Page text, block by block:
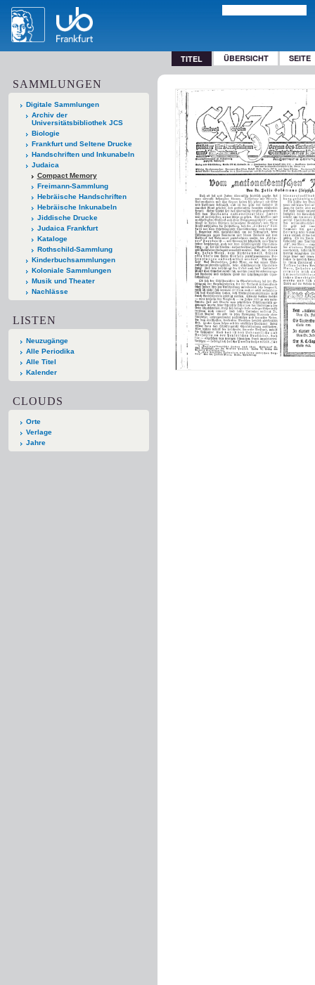
TITEL ÜBERSICHT SEITE
SAMMLUNGEN
Digitale Sammlungen
Archiv der
Universitätsbibliothek JCS
Biologie
Frankfurt und Seltene Drucke
Handschriften und Inkunabeln
Judaica
Compact Memory
Freimann-Sammlung
Hebräische Handschriften
Hebräische Inkunabeln
Jiddische Drucke
Judaica Frankfurt
Kataloge
Rothschild-Sammlung
Kinderbuchsammlungen
Koloniale Sammlungen
Musik und Theater
Nachlässe
LISTEN
Neuzugänge
Alle Periodika
Alle Titel
Kalender
CLOUDS
Orte
Verlage
Jahre